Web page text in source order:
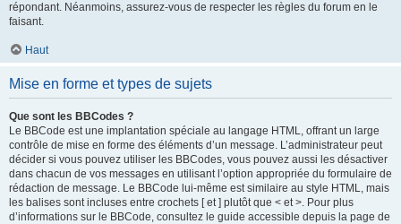
répondant. Néanmoins, assurez-vous de respecter les règles du forum en le
faisant.
Haut
Mise en forme et types de sujets
Que sont les BBCodes ?
Le BBCode est une implantation spéciale au langage HTML, offrant un large
contrôle de mise en forme des éléments d’un message. L’administrateur peut
décider si vous pouvez utiliser les BBCodes, vous pouvez aussi les désactiver
dans chacun de vos messages en utilisant l’option appropriée du formulaire de
rédaction de message. Le BBCode lui-même est similaire au style HTML, mais
les balises sont incluses entre crochets [ et ] plutôt que < et >. Pour plus
d’informations sur le BBCode, consultez le guide accessible depuis la page de